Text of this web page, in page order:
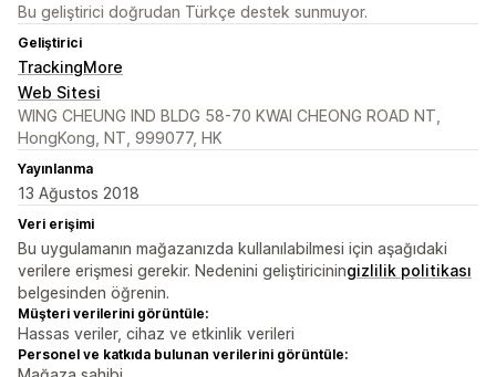
Bu geliştirici doğrudan Türkçe destek sunmuyor.
Geliştirici
TrackingMore
Web Sitesi
WING CHEUNG IND BLDG 58-70 KWAI CHEONG ROAD NT,
HongKong, NT, 999077, HK
Yayınlanma
13 Ağustos 2018
Veri erişimi
Bu uygulamanın mağazanızda kullanılabilmesi için aşağıdaki
verilere erişmesi gerekir. Nedenini geliştiriciningizlilik politikası
belgesinden öğrenin.
Müşteri verilerini görüntüle:
Hassas veriler, cihaz ve etkinlik verileri
Personel ve katkıda bulunan verilerini görüntüle: